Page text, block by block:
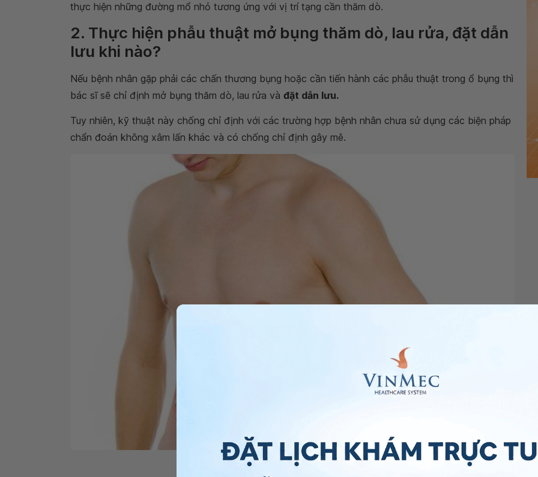
thực hiện những đường mổ nhỏ tương ứng với vị trí tạng cần thăm dò.
2. Thực hiện phẫu thuật mở bụng thăm dò, lau rửa, đặt dẫn
lưu khi nào?
Nếu bệnh nhân gặp phải các chấn thương bụng hoặc cần tiến hành các phẫu thuật trong ổ bụng thì
bác sĩ sẽ chỉ định mở bụng thăm dò, lau rửa và đặt dẫn lưu.
Tuy nhiên, kỹ thuật này chống chỉ định với các trường hợp bệnh nhân chưa sử dụng các biện pháp
chẩn đoán không xâm lấn khác và có chống chỉ định gây mê.
Thủ thuật được chỉ định khi bệnh nhân gặp các chấn thương bụng